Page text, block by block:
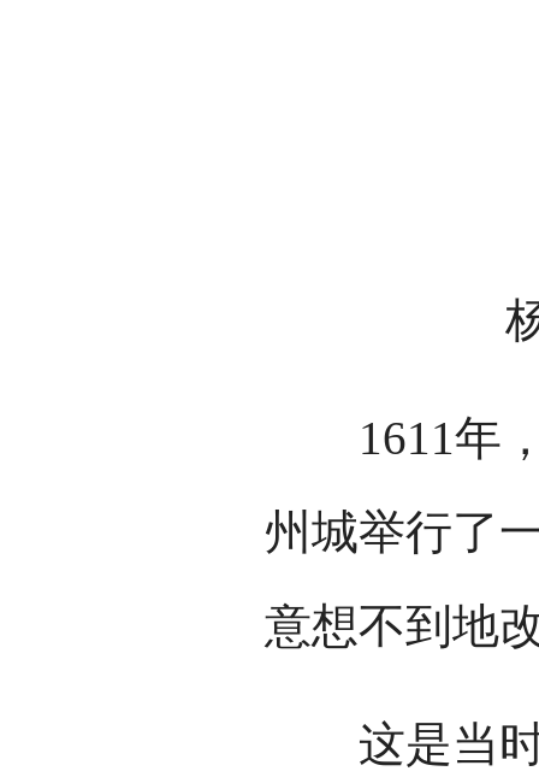
1611年，
州城举行了
意想不到地
这是当时